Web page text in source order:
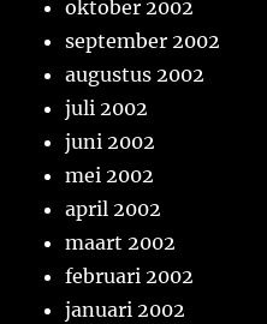
oktober 2002
september 2002
augustus 2002
juli 2002
juni 2002
mei 2002
april 2002
maart 2002
februari 2002
januari 2002